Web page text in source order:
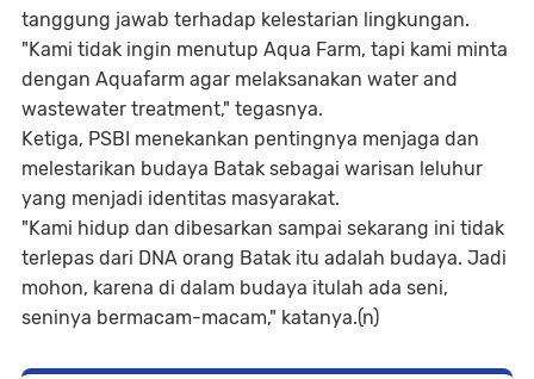
tanggung jawab terhadap kelestarian lingkungan.
"Kami tidak ingin menutup Aqua Farm, tapi kami minta
dengan Aquafarm agar melaksanakan water and
wastewater treatment," tegasnya.
Ketiga, PSBI menekankan pentingnya menjaga dan
melestarikan budaya Batak sebagai warisan leluhur
yang menjadi identitas masyarakat.
"Kami hidup dan dibesarkan sampai sekarang ini tidak
terlepas dari DNA orang Batak itu adalah budaya. Jadi
mohon, karena di dalam budaya itulah ada seni,
seninya bermacam-macam," katanya.(n)